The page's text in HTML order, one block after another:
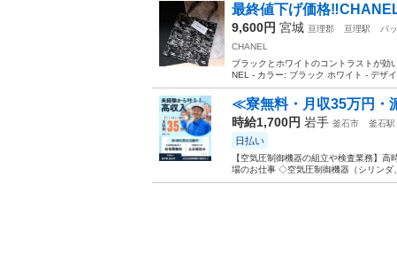
最終値下げ価格
9,600円 宮城 亘理郡 亘理駅
バ
CHANEL
ブラックとホワイトのコントラストが効
NEL - カラー: ブラック ホワイト - デザ
≪寮無料・月収35万円・
時給1,700円 岩手 釜石市 釜石駅
日払い
【空気圧制御機器の組立や検査業務】
場のお仕事 ◇空気圧制御機器（シリンダ